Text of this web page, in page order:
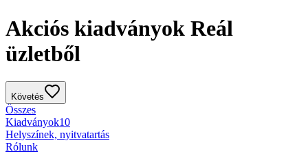
Akciós kiadványok Reál
üzletből
Követés
Összes
Kiadványok10
Helyszínek, nyitvatartás
Rólunk